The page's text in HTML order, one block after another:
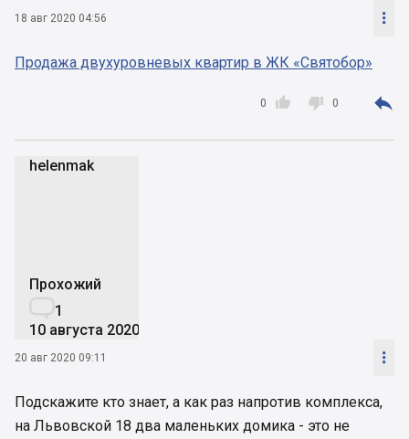
18 авг 2020 04:56 
Продажа двухуровневых квартир в ЖК «Святобор»

0  0 
helenmak
Прохожий
1
10 августа 2020
20 авг 2020 09:11 
Подскажите кто знает, а как раз напротив комплекса,
на Львовской 18 два маленьких домика - это не